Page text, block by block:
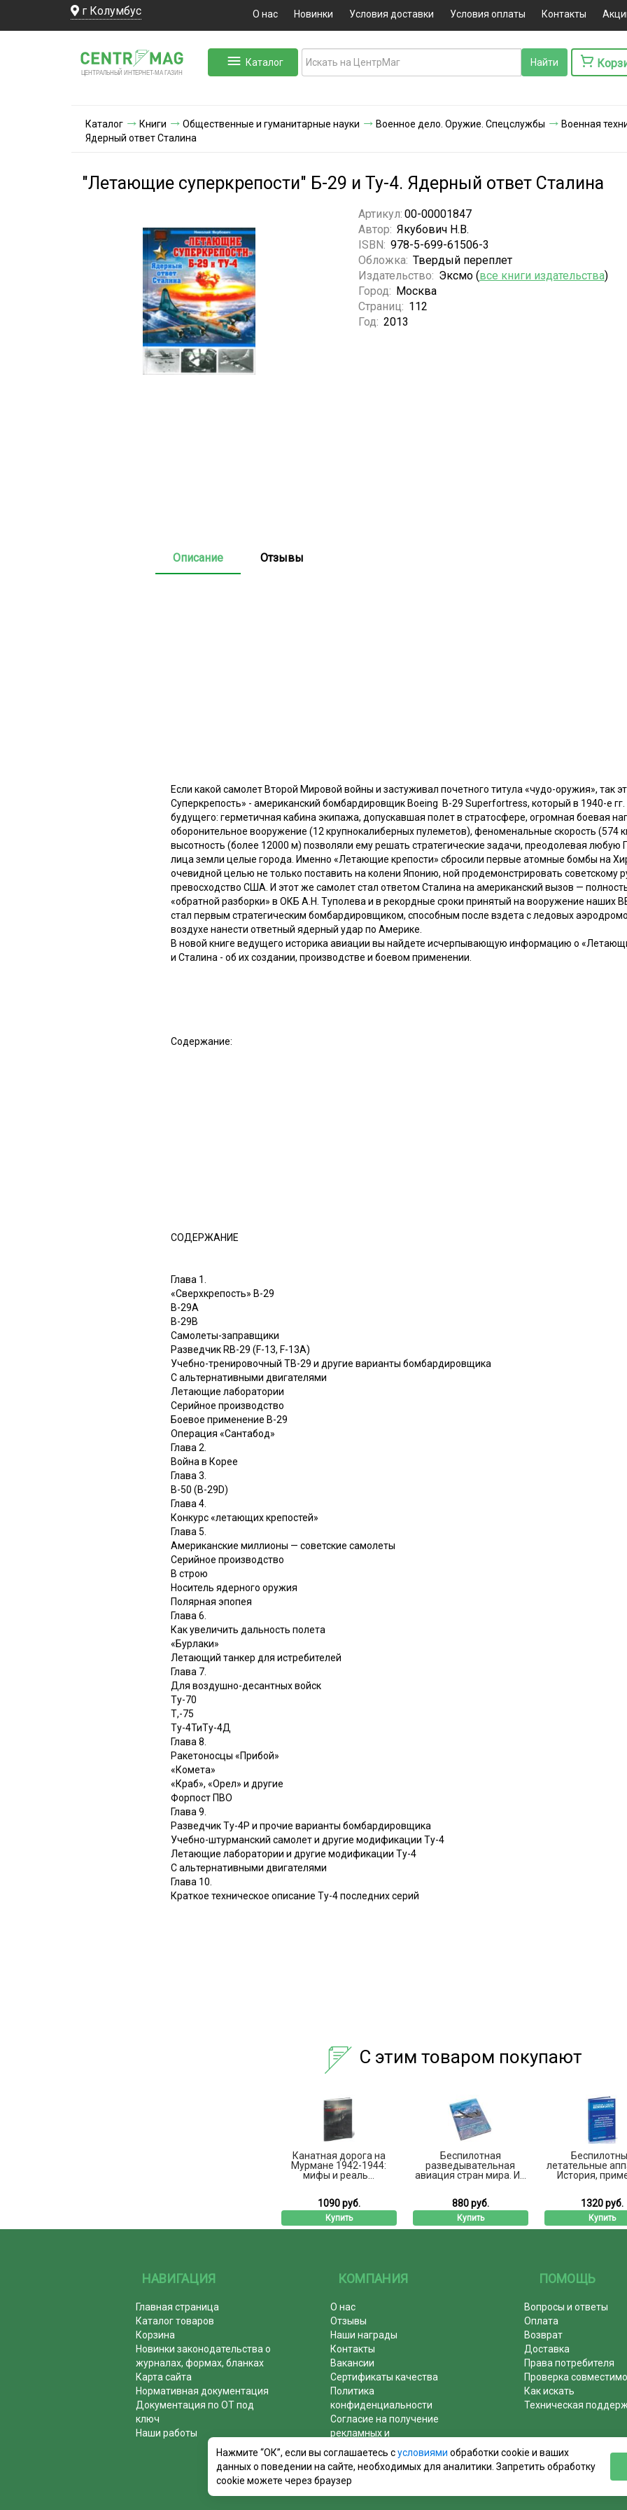
г Колумбус О нас Новинки Условия доставки Условия оплаты Контакты
ЦЕНТРАЛЬНЫЙ ИНТЕРНЕТ-МА ГАЗИН
Каталог
Каталог Книги Общественные и гуманитарные науки Военное дело. Оружие. Спецслужбы Военная
Ядерный ответ Сталина
"Летающие суперкрепости" Б-29 и Ту-4. Ядерный ответ Сталина
Артикул: 00-00001847
Автор: Якубович Н.В.
ISBN: 978-5-699-61506-3
Обложка: Твердый переплет
Издательство: Эксмо (все книги издательства)
Город: Москва
Страниц: 112
Год: 2013
Описание Отзывы
Если какой самолет Второй Мировой войны и застуживал почетного титула «чудо-оружия», так
Суперкрепость» - американский бомбардировщик Boeing В-29 Superfortress, который в 1940-е
будущего: герметичная кабина экипажа, допускавшая полет в стратосфере, огромная боевая
оборонительное вооружение (12 крупнокалиберных пулеметов), феноменальные скорость (574
высотность (более 12000 м) позволяли ему решать стратегические задачи, преодолевая любую
лица земли целые города. Именно «Летающие крепости» сбросили первые атомные бомбы на
очевидной целью не только поставить на колени Японию, ной продемонстрировать советскому
превосходство США. И этот же самолет стал ответом Сталина на американский вызов —
«обратной разборки» в ОКБ А.Н. Туполева и в рекордные сроки принятый на вооружение наших
стал первым стратегическим бомбардировщиком, способным после вздета с ледовых
воздухе нанести ответный ядерный удар по Америке.
В новой книге ведущего историка авиации вы найдете исчерпывающую информацию о
и Сталина - об их создании, производстве и боевом применении.
Содержание:
СОДЕРЖАНИЕ
Глава 1.
«Сверхкрепость» В-29
В-29А
В-29В
Самолеты-заправщики
Разведчик RB-29 (F-13, F-13A)
Учебно-тренировочный ТВ-29 и другие варианты бомбардировщика
С альтернативными двигателями
Летающие лаборатории
Серийное производство
Боевое применение В-29
Операция «Сантабод»
Глава 2.
Война в Корее
Глава 3.
В-50 (B-29D)
Глава 4.
Конкурс «летающих крепостей»
Глава 5.
Американские миллионы — советские самолеты
Серийное производство
В строю
Носитель ядерного оружия
Полярная эпопея
Глава 6.
Как увеличить дальность полета
«Бурлаки»
Летающий танкер для истребителей
Глава 7.
Для воздушно-десантных войск
Ту-70
Т,-75
Ту-4ТиТу-4Д
Глава 8.
Ракетоносцы «Прибой»
«Комета»
«Краб», «Орел» и другие
Форпост ПВО
Глава 9.
Разведчик Ту-4Р и прочие варианты бомбардировщика
Учебно-штурманский самолет и другие модификации Ту-4
Летающие лаборатории и другие модификации Ту-4
С альтернативными двигателями
Глава 10.
Краткое техническое описание Ту-4 последних серий
С этим товаром покупают
Канатная дорога на
Мурмане 1942-1944:
мифы и реаль...
1090 руб.
Купить
Беспилотная
разведывательная
авиация стран мира. И...
880 руб.
Купить
летательные
История,
1320 руб.
Купить
НАВИГАЦИЯ
Главная страница
Каталог товаров
Корзина
Новинки законодательства о
журналах, формах, бланках
Карта сайта
Нормативная документация
Документация по ОТ под
ключ
Наши работы
КОМПАНИЯ
О нас
Отзывы
Наши награды
Контакты
Вакансии
Сертификаты качества
Политика
конфиденциальности
Согласие на получение
рекламных и
информационных рассылок
Почему журналы покупают у
ПОМОЩЬ
Вопросы и ответы
Оплата
Возврат
Доставка
Права потребителя
Проверка
Как искать
Техническая
Нажмите “ОК”, если вы соглашаетесь сусловиями обработки cookie и ваших
данных о поведении на сайте, необходимых для аналитики. Запретить обработку
cookie можете через браузер